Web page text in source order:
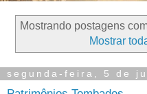
Mostrando postagens
Mostrar
segunda-feira, 5 de